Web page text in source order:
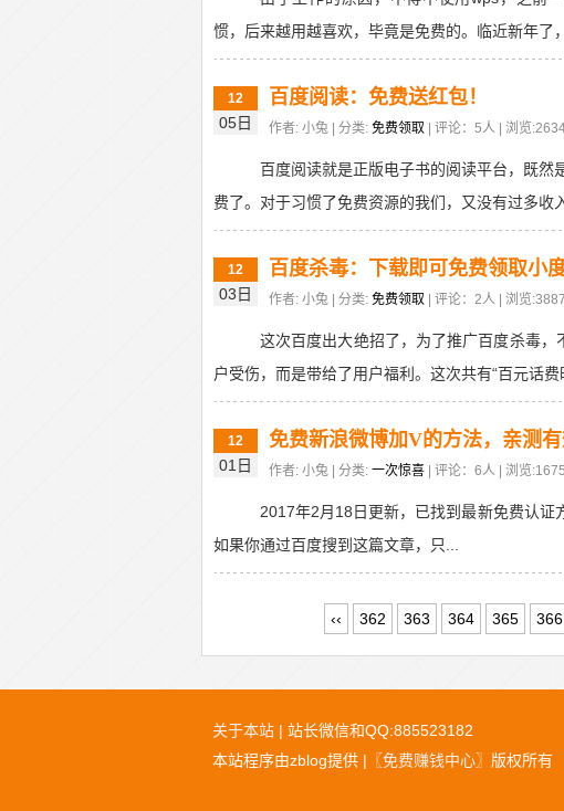
惯，后来越用越喜欢，毕竟是免费的。临近新年了
12
05日
百度阅读：免费送红包！
作者: 小兔 | 分类: 免费领取 | 评论：5人 | 浏览
百度阅读就是正版电子书的阅读平台，既
费了。对于习惯了免费资源的我们，又没有过多收
12
03日
百度杀毒：下载即可免费领取小
作者: 小兔 | 分类: 免费领取 | 评论：2人 | 浏览:3887
这次百度出大绝招了，为了推广百度杀毒
户受伤，而是带给了用户福利。这次共有“百元话费
12
01日
免费新浪微博加V的方法，亲测有
作者: 小兔 | 分类: 一次惊喜 | 评论：6人 | 浏览
2017年2月18日更新，已找到最新免费认证
如果你通过百度搜到这篇文章，只...
‹‹ 362 363 364 365 366
关于本站 | 站长微信和QQ:885523182
本站程序由zblog提供 | 〖免费赚钱中心〗 版权所有